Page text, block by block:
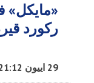
«مایکل»
رکورد
29 اییون 21:12